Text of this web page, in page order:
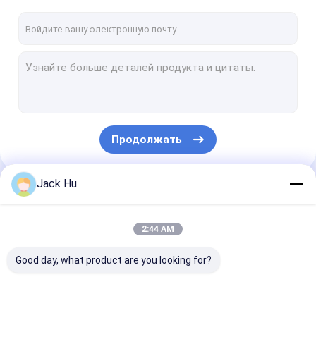
Грузовик для туалета
Шина пассажира авиапорта
Продолжать
Наши Категории
Jack Hu
2:44 AM
Good day, what product are you looking for?